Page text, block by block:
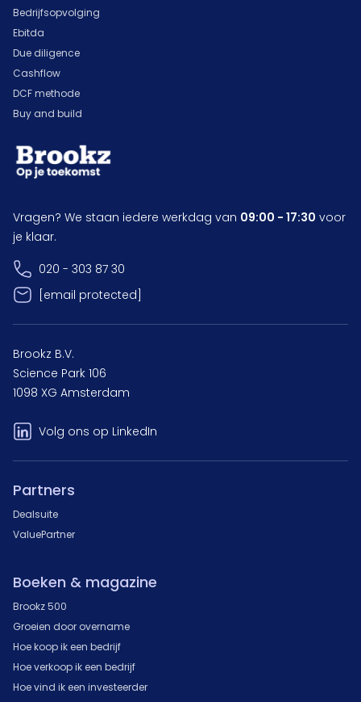
Bedrijfsopvolging
Ebitda
Due diligence
Cashflow
DCF methode
Buy and build
Vragen? We staan iedere werkdag van 09:00 - 17:30 voor
je klaar.
020 - 303 87 30
[email protected]
Brookz B.V.
Science Park 106
1098 XG Amsterdam
Volg ons op LinkedIn
Partners
Dealsuite
ValuePartner
Boeken & magazine
Brookz 500
Groeien door overname
Hoe koop ik een bedrijf
Hoe verkoop ik een bedrijf
Hoe vind ik een investeerder